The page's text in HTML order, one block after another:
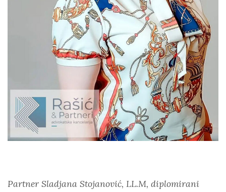
Partner Sladjana Stojanović, LL.M, diplomirani